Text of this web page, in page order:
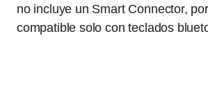
no incluye un Smart Connector,
compatible solo con teclados